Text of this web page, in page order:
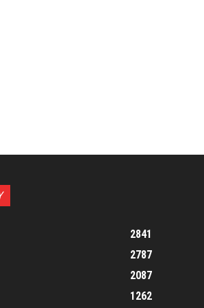
2841
2787
2087
1262